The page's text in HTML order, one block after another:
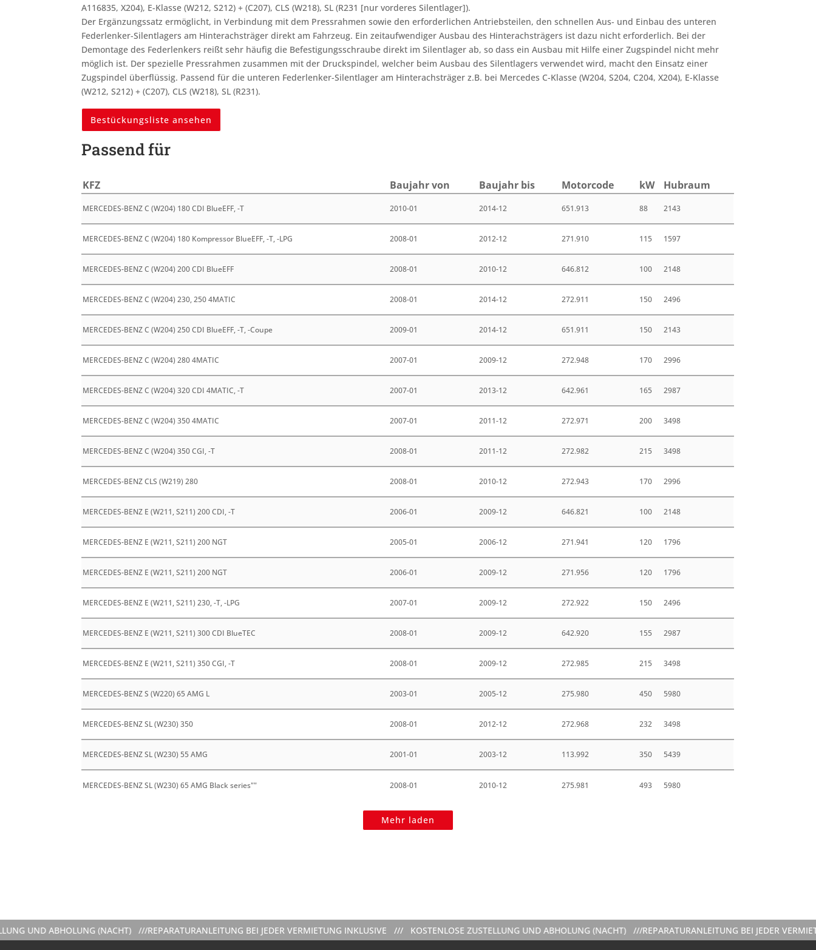
A116835, X204), E-Klasse (W212, S212) + (C207), CLS (W218), SL (R231 [nur vorderes Silentlager]).
Der Ergänzungssatz ermöglicht, in Verbindung mit dem Pressrahmen sowie den erforderlichen Antriebsteilen, den schnellen Aus- und Einbau des unteren
Federlenker-Silentlagers am Hinterachsträger direkt am Fahrzeug. Ein zeitaufwendiger Ausbau des Hinterachsträgers ist dazu nicht erforderlich. Bei der
Demontage des Federlenkers reißt sehr häufig die Befestigungsschraube direkt im Silentlager ab, so dass ein Ausbau mit Hilfe einer Zugspindel nicht mehr
möglich ist. Der spezielle Pressrahmen zusammen mit der Druckspindel, welcher beim Ausbau des Silentlagers verwendet wird, macht den Einsatz einer
Zugspindel überflüssig. Passend für die unteren Federlenker-Silentlager am Hinterachsträger z.B. bei Mercedes C-Klasse (W204, S204, C204, X204), E-Klasse
(W212, S212) + (C207), CLS (W218), SL (R231).
Bestückungsliste ansehen
Passend für
KFZ Bau­jahr von Bau­jahr bis Motor­code kW Hub­raum
MERCEDES-BENZ C (W204) 180 CDI BlueEFF, -T 2010-01 2014-12 651.913 88 2143
MERCEDES-BENZ C (W204) 180 Kompressor BlueEFF, -T, -LPG 2008-01 2012-12 271.910 115 1597
MERCEDES-BENZ C (W204) 200 CDI BlueEFF 2008-01 2010-12 646.812 100 2148
MERCEDES-BENZ C (W204) 230, 250 4MATIC 2008-01 2014-12 272.911 150 2496
MERCEDES-BENZ C (W204) 250 CDI BlueEFF, -T, -Coupe 2009-01 2014-12 651.911 150 2143
MERCEDES-BENZ C (W204) 280 4MATIC 2007-01 2009-12 272.948 170 2996
MERCEDES-BENZ C (W204) 320 CDI 4MATIC, -T 2007-01 2013-12 642.961 165 2987
MERCEDES-BENZ C (W204) 350 4MATIC 2007-01 2011-12 272.971 200 3498
MERCEDES-BENZ C (W204) 350 CGI, -T 2008-01 2011-12 272.982 215 3498
MERCEDES-BENZ CLS (W219) 280 2008-01 2010-12 272.943 170 2996
MERCEDES-BENZ E (W211, S211) 200 CDI, -T 2006-01 2009-12 646.821 100 2148
MERCEDES-BENZ E (W211, S211) 200 NGT 2005-01 2006-12 271.941 120 1796
MERCEDES-BENZ E (W211, S211) 200 NGT 2006-01 2009-12 271.956 120 1796
MERCEDES-BENZ E (W211, S211) 230, -T, -LPG 2007-01 2009-12 272.922 150 2496
MERCEDES-BENZ E (W211, S211) 300 CDI BlueTEC 2008-01 2009-12 642.920 155 2987
MERCEDES-BENZ E (W211, S211) 350 CGI, -T 2008-01 2009-12 272.985 215 3498
MERCEDES-BENZ S (W220) 65 AMG L 2003-01 2005-12 275.980 450 5980
MERCEDES-BENZ SL (W230) 350 2008-01 2012-12 272.968 232 3498
MERCEDES-BENZ SL (W230) 55 AMG 2001-01 2003-12 113.992 350 5439
MERCEDES-BENZ SL (W230) 65 AMG Black series"" 2008-01 2010-12 275.981 493 5980
Mehr laden
ABHOLUNG (NACHT) ///REPARATURANLEITUNG BEI JEDER VERMIETUNG INKLUSIVE /// KOSTENLOSE ZUSTELLUNG UND ABHOLUNG (NACHT) ///REPARATURANLEITUNG BEI JEDER VERMIETUNG